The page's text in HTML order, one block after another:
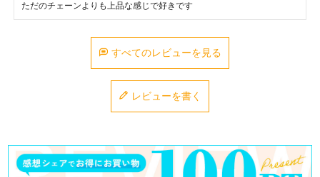
ただのチェーンよりも上品な感じで好きです
すべてのレビューを見る
レビューを書く